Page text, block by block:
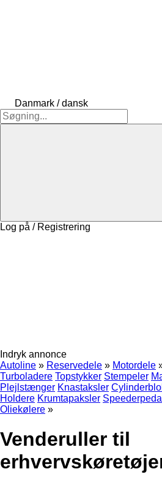
Danmark / dansk
Log på / Registrering
Indryk annonce
Autoline » Reservedele » Motordele
Turboladere Topstykker Stempeler
Plejlstænger Knastaksler
Holdere Krumtapaksler
Oliekølere »
Venderuller til